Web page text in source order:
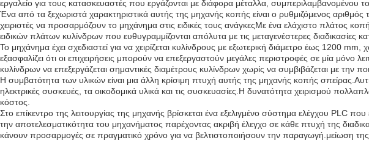
εργαλείο για τους κατασκευαστές που εργάζονται με διάφορα μέταλλα, συμπεριλαμβανομένου
Ένα από τα ξεχωριστά χαρακτηριστικά αυτής της μηχανής κοπής είναι ο ρυθμιζόμενος
χειριστές να προσαρμόζουν το μηχάνημα στις ειδικές τους ανάγκεςΜε ένα ελάχιστο πλάτος
ειδικών πλάτων κυλίνδρων που ευθυγραμμίζονται απόλυτα με τις μεταγενέστερες διαδικασίες
Το μηχάνημα έχει σχεδιαστεί για να χειρίζεται κυλίνδρους με εξωτερική διάμετρο έως 1200
εξασφαλίζει ότι οι επιχειρήσεις μπορούν να επεξεργαστούν μεγάλες περιστροφές σε μία
κυλίνδρων να επεξεργάζεται σημαντικές διαμέτρους κυλίνδρων χωρίς να συμβιβάζεται με την
Η συμβατότητα των υλικών είναι μια άλλη κρίσιμη πτυχή αυτής της μηχανής κοπής
ηλεκτρικές συσκευές, τα οικοδομικά υλικά και τις συσκευασίες.Η δυνατότητα χειρισμού
κόστος.
Στο επίκεντρο της λειτουργίας της μηχανής βρίσκεται ένα εξελιγμένο σύστημα ελέγχου PLC
την αποτελεσματικότητα του μηχανήματος παρέχοντας ακριβή έλεγχο σε κάθε πτυχή της
κάνουν προσαρμογές σε πραγματικό χρόνο για να βελτιστοποιήσουν την παραγωγή.μείωση